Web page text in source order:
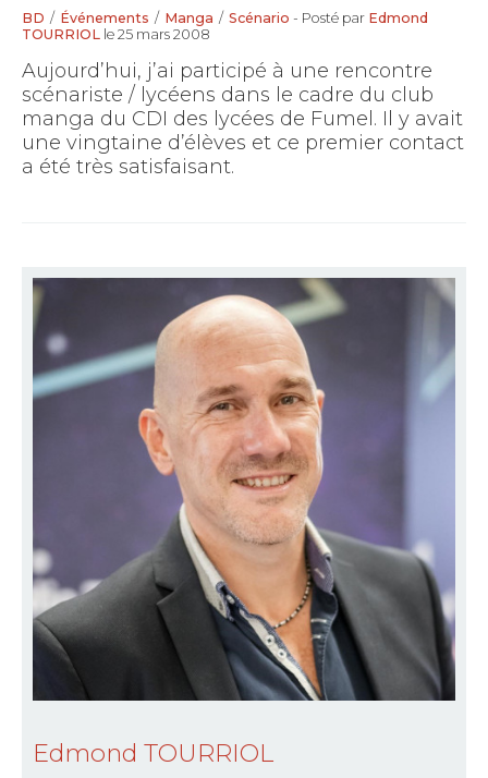
BD / Événements / Manga / Scénario - Posté par Edmond
TOURRIOL le 25 mars 2008
Aujourd’hui, j’ai participé à une rencontre
scénariste / lycéens dans le cadre du club
manga du CDI des lycées de Fumel. Il y avait
une vingtaine d’élèves et ce premier contact
a été très satisfaisant.
Edmond TOURRIOL